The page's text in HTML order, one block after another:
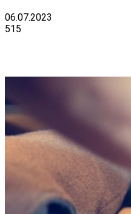
06.07.2023
515